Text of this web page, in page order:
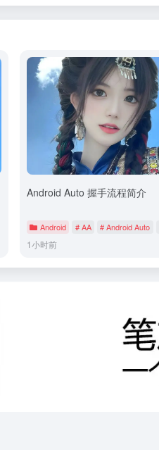
Android Auto 握手流程简介
Android # AA # Android Auto
1小时前